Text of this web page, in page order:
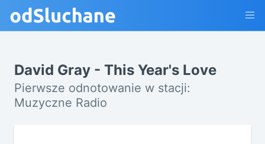
David Gray - This Year's Love
Pierwsze odnotowanie w stacji:
Muzyczne Radio